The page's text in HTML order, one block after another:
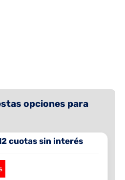
opciones para
cuotas sin interés